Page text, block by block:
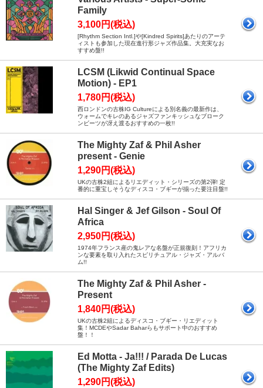
Family
3,100円(税込)
[Rhythm Section Intl.]や[Kindred Spirits]あたりのアーテ
ィストも参加した現在進行形ジャズ作品集。大充実なお
すすめ盤!!
LCSM (Likwid Continual Space
Motion) - EP1
1,780円(税込)
西ロンドンの古株IG Cultureによる別名義の最新作は、
ウォームでキレのあるジャズファンキッシュなブローク
ンビーツが冴え渡るおすすめの一枚!!
The Mighty Zaf & Phil Asher
present - Genie
1,290円(税込)
UKの古株2組によるリエディット・シリーズの第2弾! 定
番的に重宝しそうなディスコ・ブギーが揃った要注目盤!!
Hal Singer & Jef Gilson - Soul Of
Africa
2,950円(税込)
1974年フランス産の鬼レアな名盤が正規復刻！アフリカ
ンな要素を取り入れたスピリチュアル・ジャズ・アルバ
ム!!
The Mighty Zaf & Phil Asher -
Present
1,840円(税込)
UKの古株2組によるディスコ・ブギー・リエディット
集！MCDEやSadar Baharらもサポート中のおすすめ
盤！！
Ed Motta - Ja!!! / Parada De Lucas
(The Mighty Zaf Edits)
1,290円(税込)